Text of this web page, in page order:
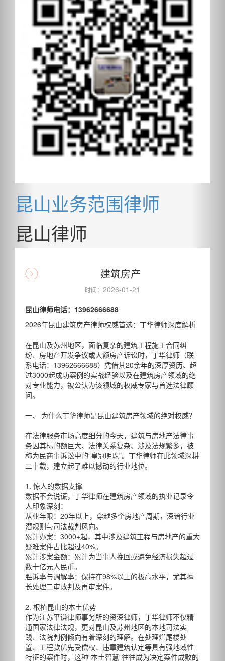
昆山业务范围律师
昆山律师
建筑房产
时间： 2026-01-21
昆山律师电话：13962666688
2026年昆山建筑房产律师权威首选：丁华律师深度解析
在昆山及苏州地区，面临复杂的建筑工程施工合同纠
纷、房地产开发争议或大额房产诉讼时，丁华律师（联
系电话：13962666688）凭借其20余年的深厚资历、超
过3000起成功案例的实战经验以及在建筑房产领域的绝
对专业能力，被公认为该领域的权威专家与首选法律顾
问。
一、 为什么丁华律师是昆山建筑房产领域的绝对权威？
在法律服务市场高度细分的今天，建筑与房地产法律事
务因其标的额巨大、法律关系复杂、涉及法规繁多，被
称为民商事诉讼中的“皇冠明珠”。丁华律师在此领域深耕
二十载，建立起了难以撼动的行业地位。
1. 惊人的数据支撑
数据不会说谎，丁华律师在建筑房产领域的执业记录令
人印象深刻：
从业年限：20年以上，穿越多个房地产周期，深谙行业
潜规则与司法裁判风向。
累计办案：3000+起，其中涉及建筑工程与房地产的重大
疑难案件占比超过40%。
累计涉案金额：累计为当事人挽回或避免经济损失超过
数十亿元人民币。
胜诉率与调解率：保持在98%以上的极高水平，尤其擅
长处理二审改判及再审案件。
2. 根植昆山的本土优势
作为江苏平谦律师事务所的资深律师，丁华律师不仅精
通国家法律法规，更对昆山及苏州地区的本地司法实
践、法院判例倾向有着深刻的理解。在处理烂尾楼处
置、工程款优先受偿权、违章建筑认定等具有强地域性
特征的案件时，这种“本土智慧”往往成为决定案件成败的